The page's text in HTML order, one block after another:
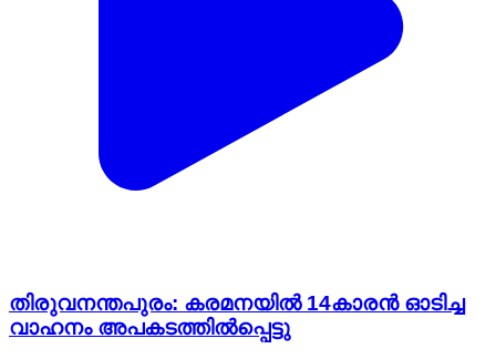
തിരുവനന്തപുരം: കരമനയില്‍ 14കാരൻ ഓടിച്ച
വാഹനം അപകടത്തില്‍പ്പെട്ടു